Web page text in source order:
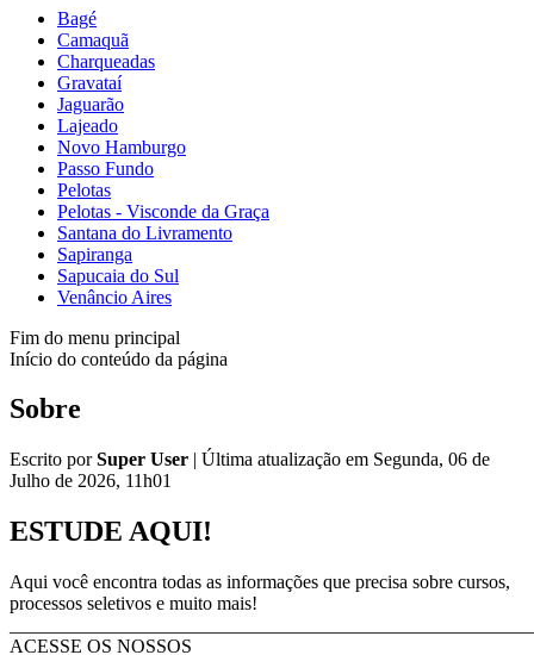
Bagé
Camaquã
Charqueadas
Gravataí
Jaguarão
Lajeado
Novo Hamburgo
Passo Fundo
Pelotas
Pelotas - Visconde da Graça
Santana do Livramento
Sapiranga
Sapucaia do Sul
Venâncio Aires
Fim do menu principal
Início do conteúdo da página
Sobre
Escrito porSuper User | Última atualização em Segunda, 06 de
Julho de 2026, 11h01
ESTUDE AQUI!
Aqui você encontra todas as informações que precisa sobre cursos,
processos seletivos e muito mais!
ACESSE OS NOSSOS